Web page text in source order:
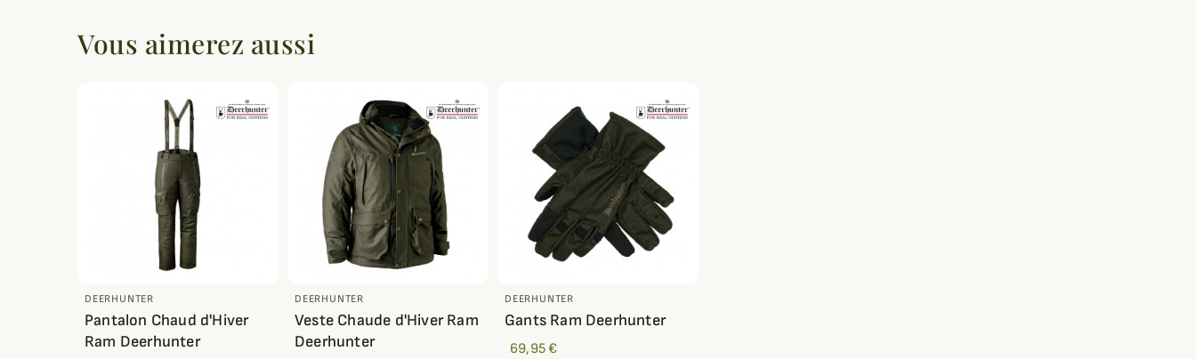
Vous aimerez aussi
DEERHUNTER
Pantalon Chaud d'Hiver
Ram Deerhunter
DEERHUNTER
Veste Chaude d'Hiver Ram
Deerhunter
DEERHUNTER
Gants Ram Deerhunter
69,95 €